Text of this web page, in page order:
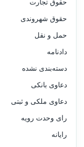
حقوق تجارت
حقوق شهروندی
حمل و نقل
دادنامه
دسته‌بندی نشده
دعاوی بانکی
دعاوی ملکی و ثبتی
رای وحدت رویه
رایانه